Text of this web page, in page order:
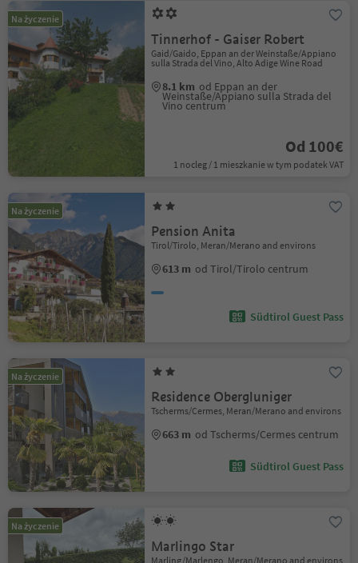
Na życzenie
Tinnerhof - Gaiser Robert
Gaid/Gaido, Eppan an der Weinstaße/Appiano
sulla Strada del Vino, Alto Adige Wine Road
8.1 km od Eppan an der
Weinstaße/Appiano sulla Strada del
Vino centrum
Od 100€
1 nocleg / 1 mieszkanie w tym podatek VAT
Na życzenie
Pension Anita
Tirol/Tirolo, Meran/Merano and environs
613 m od Tirol/Tirolo centrum
Südtirol Guest Pass
Na życzenie
Residence Obergluniger
Tscherms/Cermes, Meran/Merano and environs
663 m od Tscherms/Cermes centrum
Südtirol Guest Pass
Na życzenie
Marlingo Star
Marling/Marlengo, Meran/Merano and environs